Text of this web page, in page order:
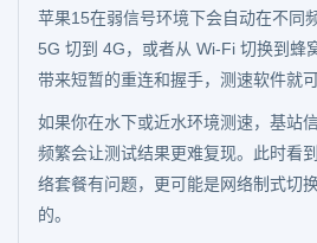
苹果15在弱信号环境下会自动在不同
5G 切到 4G，或者从 Wi-Fi 切换到蜂
带来短暂的重连和握手，测速软件就
如果你在水下或近水环境测速，基站
频繁会让测试结果更难复现。此时看
络套餐有问题，更可能是网络制式切
的。